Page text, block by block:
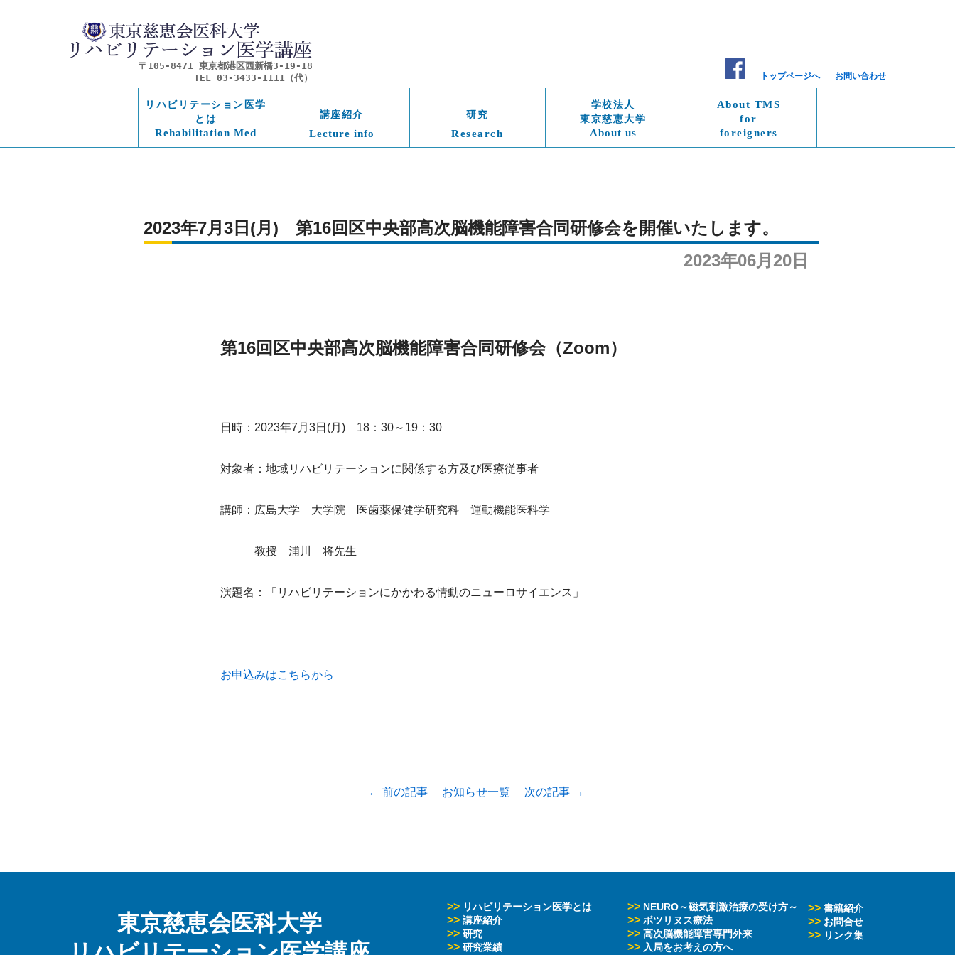
〒105-8471 東京都港区西新橋3-19-18
TEL 03-3433-1111（代）
トップページへ お問い合わせ
リハビリテーション医学
とは
Rehabilitation Med
講座紹介
Lecture info
研究
Research
学校法人
東京慈恵大学
About us
About TMS
for
foreigners
2023年7月3日(月)　第16回区中央部高次脳機能障害合同研修会を開催いたします。
2023年06月20日
第16回区中央部高次脳機能障害合同研修会（Zoom）
日時：2023年7月3日(月)　18：30～19：30
対象者：地域リハビリテーションに関係する方及び医療従事者
講師：広島大学　大学院　医歯薬保健学研究科　運動機能医科学
教授　浦川　将先生
演題名：「リハビリテーションにかかわる情動のニューロサイエンス」
お申込みはこちらから
← 前の記事 お知らせ一覧 次の記事 →
東京慈恵会医科大学
>> リハビリテーション医学とは
>> 講座紹介
>> 研究
>> 研究業績
>> NEURO～磁気刺激治療の受け方～
>> ボツリヌス療法
>> 高次脳機能障害専門外来
>> 入局をお考えの方へ
>> 書籍紹介
>> お問合せ
>> リンク集